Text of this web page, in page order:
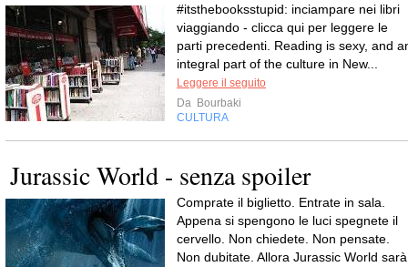
#itsthebooksstupid: inciampare nei libri
viaggiando - clicca qui per leggere le
parti precedenti. Reading is sexy, and
integral part of the culture in New...
Leggere il seguito
Da Bourbaki
CULTURA
Jurassic World - senza spoiler
Comprate il biglietto. Entrate in sala.
Appena si spengono le luci spegnete il
cervello. Non chiedete. Non pensate.
Non dubitate. Allora Jurassic World sarà